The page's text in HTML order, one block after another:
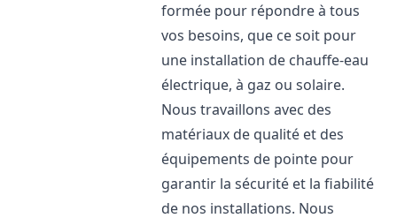
formée pour répondre à tous
vos besoins, que ce soit pour
une installation de chauffe-eau
électrique, à gaz ou solaire.
Nous travaillons avec des
matériaux de qualité et des
équipements de pointe pour
garantir la sécurité et la fiabilité
de nos installations. Nous